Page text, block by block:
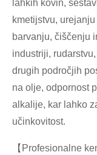
lahkih kovin,
kmetijstvu,
barvanju, čiščenju
industriji,
drugih področjih
na olje, odpornost
alkalije, kar lahko
učinkovitost.
【Profesionalne